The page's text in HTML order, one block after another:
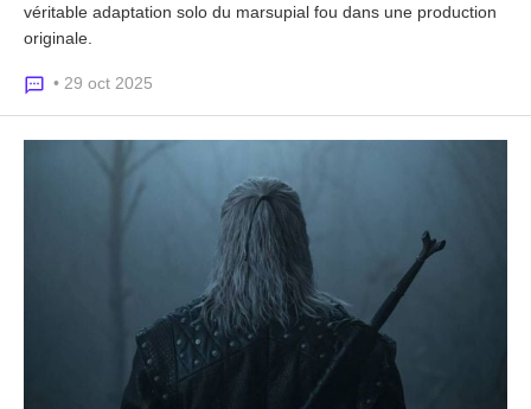
véritable adaptation solo du marsupial fou dans une production
originale.
• 29 oct 2025